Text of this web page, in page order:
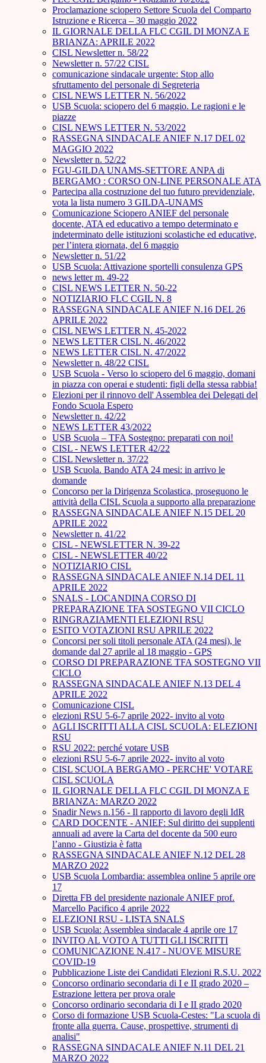
Proclamazione sciopero Settore Scuola del Comparto
Istruzione e Ricerca – 30 maggio 2022
IL GIORNALE DELLA FLC CGIL DI MONZA E
BRIANZA: APRILE 2022
CISL Newsletter n. 58/22
Newsletter n. 57/22 CISL
comunicazione sindacale urgente: Stop allo
sfruttamento del personale di Segreteria
CISL NEWS LETTER N. 56/2022
USB Scuola: sciopero del 6 maggio. Le ragioni e le
piazze
CISL NEWS LETTER N. 53/2022
RASSEGNA SINDACALE ANIEF N.17 DEL 02
MAGGIO 2022
Newsletter n. 52/22
FGU-GILDA UNAMS-SETTORE ANPA di
BERGAMO : CORSO ON-LINE PERSONALE ATA
Partecipa alla costruzione del tuo futuro previdenziale,
vota la lista numero 3 GILDA-UNAMS
Comunicazione Sciopero ANIEF del personale
docente, ATA ed educativo a tempo determinato e
indeterminato delle istituzioni scolastiche ed educative,
per l’intera giornata, del 6 maggio
Newsletter n. 51/22
USB Scuola: Attivazione sportelli consulenza GPS
news letter m. 49-22
CISL NEWS LETTER N. 50-22
NOTIZIARIO FLC CGIL N. 8
RASSEGNA SINDACALE ANIEF N.16 DEL 26
APRILE 2022
CISL NEWS LETTER N. 45-2022
NEWS LETTER CISL N. 46/2022
NEWS LETTER CISL N. 47/2022
Newsletter n. 48/22 CISL
USB Scuola - Verso lo sciopero del 6 maggio, domani
in piazza con operai e studenti: figli della stessa rabbia!
Elezioni per il rinnovo dell' Assemblea dei Delegati del
Fondo Scuola Espero
Newsletter n. 42/22
NEWS LETTER 43/2022
USB Scuola – TFA Sostegno: preparati con noi!
CISL - NEWS LETTER 42/22
CISL Newsletter n. 37/22
USB Scuola. Bando ATA 24 mesi: in arrivo le
domande
Concorso per la Dirigenza Scolastica, proseguono le
attività della CISL Scuola a supporto alla preparazione
RASSEGNA SINDACALE ANIEF N.15 DEL 20
APRILE 2022
Newsletter n. 41/22
CISL - NEWSLETTER N. 39-22
CISL - NEWSLETTER 40/22
NOTIZIARIO CISL
RASSEGNA SINDACALE ANIEF N.14 DEL 11
APRILE 2022
SNALS - LOCANDINA CORSO DI
PREPARAZIONE TFA SOSTEGNO VII CICLO
RINGRAZIAMENTI ELEZIONI RSU
ESITO VOTAZIONI RSU APRILE 2022
Concorsi per soli titoli personale ATA (24 mesi), le
domande dal 27 aprile al 18 maggio - GPS
CORSO DI PREPARAZIONE TFA SOSTEGNO VII
CICLO
RASSEGNA SINDACALE ANIEF N.13 DEL 4
APRILE 2022
Comunicazione CISL
elezioni RSU 5-6-7 aprile 2022- invito al voto
AGLI ISCRITTI ALLA CISL SCUOLA: ELEZIONI
RSU
RSU 2022: perché votare USB
elezioni RSU 5-6-7 aprile 2022- invito al voto
CISL SCUOLA BERGAMO - PERCHE' VOTARE
CISL SCUOLA
IL GIORNALE DELLA FLC CGIL DI MONZA E
BRIANZA: MARZO 2022
Snadir News n.156 - Il rapporto di lavoro degli IdR
CARD DOCENTE - ANIEF: Sul diritto dei supplenti
annuali ad avere la Carta del docente da 500 euro
l’anno - Giustizia è fatta
RASSEGNA SINDACALE ANIEF N.12 DEL 28
MARZO 2022
USB Scuola Lombardia: assemblea online 5 aprile ore
17
Diretta FB del presidente nazionale ANIEF prof.
Marcello Pacifico 4 aprile 2022
ELEZIONI RSU - LISTA SNALS
USB Scuola: Assemblea sindacale 4 aprile ore 17
INVITO AL VOTO A TUTTI GLI ISCRITTI
COMUNICAZIONE N.417 - NUOVE MISURE
COVID-19
Pubblicazione Liste dei Candidati Elezioni R.S.U. 2022
Concorso ordinario secondaria di I e II grado 2020 –
Estrazione lettera per prova orale
Concorso ordinario secondaria di I e II grado 2020
Corso di formazione USB Scuola-Cestes: "La scuola di
fronte alla guerra. Cause, prospettive, strumenti di
analisi"
RASSEGNA SINDACALE ANIEF N.11 DEL 21
MARZO 2022